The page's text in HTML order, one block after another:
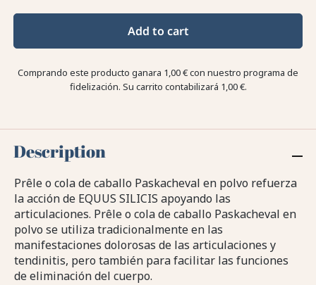
Add to cart
Comprando este producto ganara 1,00 €con nuestro programa de
fidelización. Su carrito contabilizará 1,00 €.
Description
Prêle o cola de caballo Paskacheval en polvo refuerza
la acción de EQUUS SILICIS apoyando las
articulaciones. Prêle o cola de caballo Paskacheval en
polvo se utiliza tradicionalmente en las
manifestaciones dolorosas de las articulaciones y
tendinitis, pero también para facilitar las funciones
de eliminación del cuerpo.